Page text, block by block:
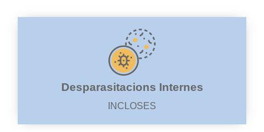
Desparasitacions Internes
INCLOSES